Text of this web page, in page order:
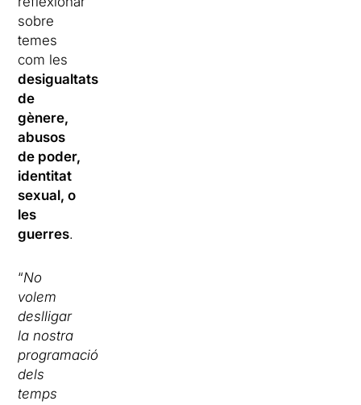
sobre
temes
com les
desigualtats
de
gènere,
abusos
de poder,
identitat
sexual, o
les
guerres.
“No
volem
deslligar
la nostra
programació
dels
temps